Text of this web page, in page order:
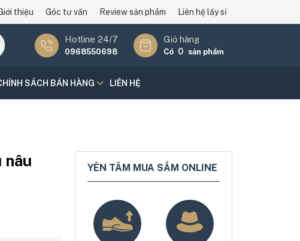
thiệu Góc tư vấn Review sản phẩm Liên hệ lấy sỉ
Giỏ hàng
Có 0 sản phẩm
Hotline 24/7
0968550698
SÁCH BÁN HÀNG LIÊN HỆ
nâu
YÊN TÂM MUA SẮM ONLINE